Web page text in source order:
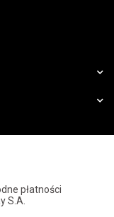
płatności
S.A.